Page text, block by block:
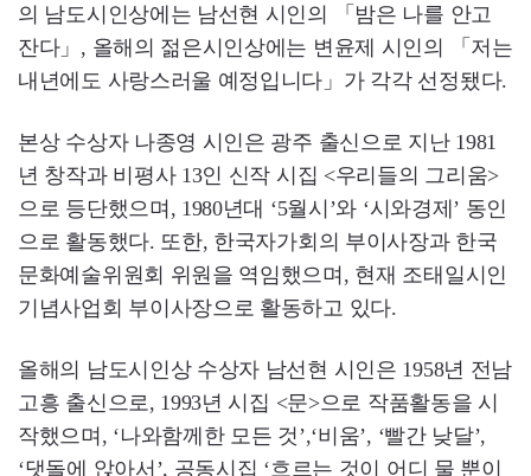
의 남도시인상에는 남선현 시인의 「밤은 나를 안고
잔다」, 올해의 젊은시인상에는 변윤제 시인의 「저는
내년에도 사랑스러울 예정입니다」가 각각 선정됐다.
본상 수상자 나종영 시인은 광주 출신으로 지난 1981
년 창작과 비평사 13인 신작 시집 <우리들의 그리움>
으로 등단했으며, 1980년대 ‘5월시’와 ‘시와경제’ 동인
으로 활동했다. 또한, 한국자가회의 부이사장과 한국
문화예술위원회 위원을 역임했으며, 현재 조태일시인
기념사업회 부이사장으로 활동하고 있다.
올해의 남도시인상 수상자 남선현 시인은 1958년 전남
고흥 출신으로, 1993년 시집 <문>으로 작품활동을 시
작했으며, ‘나와함께한 모든 것’,‘비움’, ‘빨간 낮달’,
‘댓돌에 앉아서’, 공동시집 ‘흐르는 것이 어디 물 뿐이